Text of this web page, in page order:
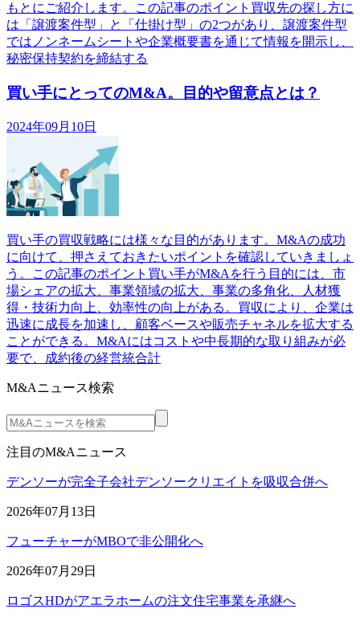
もとにご紹介します。この記事のポイント買収先の探し方に
は「譲渡案件型」と「仕掛け型」の2つがあり、譲渡案件型
ではノンネームシートや企業概要書を通じて情報を開示し、
秘密保持契約を締結する
買い手にとってのM&A。目的や留意点とは？
2024年09月10日
買い手の買収戦略には様々な目的があります。M&Aの成功
に向けて、押さえておきたいポイントを確認していきましょ
う。この記事のポイント買い手がM&Aを行う目的には、市
場シェアの拡大、事業領域の拡大、事業の多角化、人材獲
得・技術力向上、効率性の向上がある。買収により、企業は
迅速に成長を加速し、顧客ベースや販売チャネルを拡大する
ことができる。M&Aにはコストや中長期的な取り組みが必
要で、成約後の経営統合計
M&Aニュース検索
注目のM&Aニュース
デンソーが完全子会社デンソークリエイトを吸収合併へ
2026年07月13日
フューチャーがMBOで非公開化へ
2026年07月29日
ロゴスHDがアエラホームの注文住宅事業を承継へ